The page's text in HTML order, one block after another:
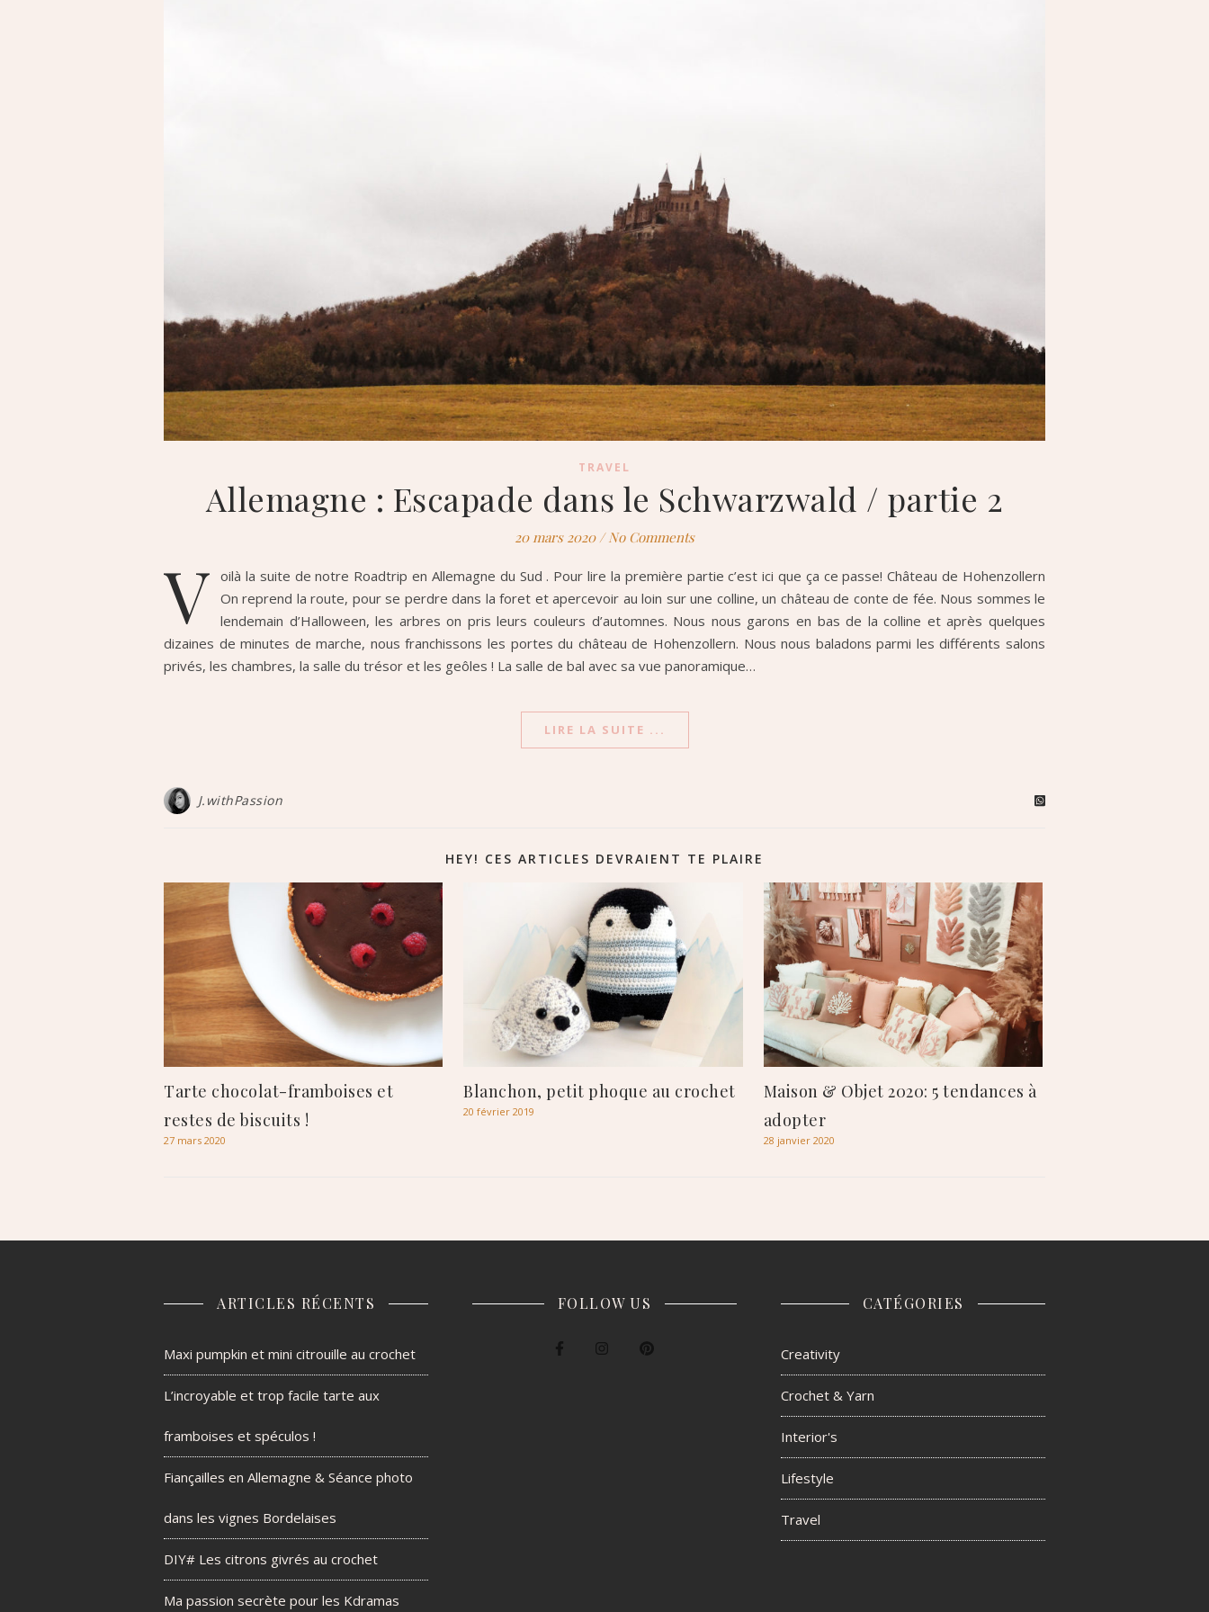
TRAVEL
Allemagne : Escapade dans le Schwarzwald / partie 2
20 mars 2020 / No Comments
V oilà la suite de notre Roadtrip en Allemagne du Sud . Pour lire la première partie c’est ici que ça ce passe! Château de Hohenzollern
On reprend la route, pour se perdre dans la foret et apercevoir au loin sur une colline, un château de conte de fée. Nous sommes le
lendemain d’Halloween, les arbres on pris leurs couleurs d’automnes. Nous nous garons en bas de la colline et après quelques
dizaines de minutes de marche, nous franchissons les portes du château de Hohenzollern. Nous nous baladons parmi les différents salons
privés, les chambres, la salle du trésor et les geôles ! La salle de bal avec sa vue panoramique…
LIRE LA SUITE ...
J.withPassion
HEY! CES ARTICLES DEVRAIENT TE PLAIRE
Tarte chocolat-framboises et
restes de biscuits !
27 mars 2020
Blanchon, petit phoque au crochet
20 février 2019
Maison & Objet 2020: 5 tendances à
adopter
28 janvier 2020
ARTICLES RÉCENTS
Maxi pumpkin et mini citrouille au crochet
L’incroyable et trop facile tarte aux
framboises et spéculos !
Fiançailles en Allemagne & Séance photo
dans les vignes Bordelaises
DIY# Les citrons givrés au crochet
Ma passion secrète pour les Kdramas
FOLLOW US CATÉGORIES
Creativity
Crochet & Yarn
Interior's
Lifestyle
Travel